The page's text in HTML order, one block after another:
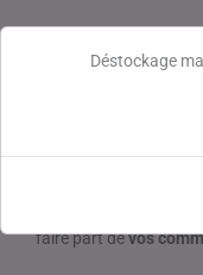
Déstockage
Contacter Françoise
faire part devos